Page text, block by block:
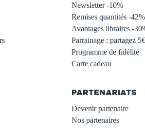
Newsletter -10%
Remises quantités -42%
Avantages libraires -
Parrainage : partagez 5€
Programme de fidélité
Carte cadeau
PARTENARIATS
Devenir partenaire
Nos partenaires